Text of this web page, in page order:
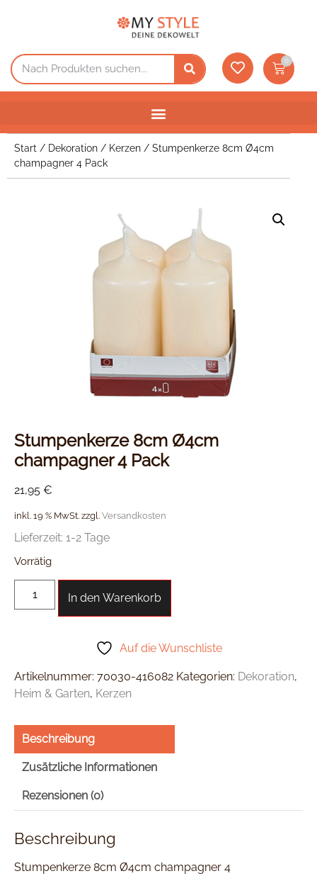
0
Start / Dekoration / Kerzen / Stumpenkerze 8cm Ø4cm
champagner 4 Pack
Stumpenkerze 8cm Ø4cm
champagner 4 Pack
21,95 €
inkl. 19 % MwSt. zzgl. Versandkosten
Lieferzeit: 1-2 Tage
Vorrätig
In den Warenkorb
Auf die Wunschliste
Artikelnummer: 70030-416082 Kategorien: Dekoration,
Heim & Garten, Kerzen
Beschreibung
Zusätzliche Informationen
Rezensionen (0)
Beschreibung
Stumpenkerze 8cm Ø4cm champagner 4